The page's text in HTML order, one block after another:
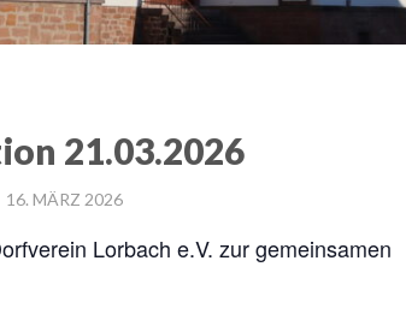
21.03.2026
POSTED
16. MÄRZ 2026
Lorbach e.V. zur gemeinsamen